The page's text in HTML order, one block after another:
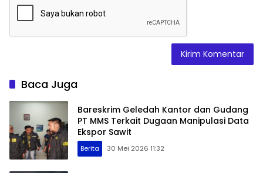
Baca Juga
Bareskrim Geledah Kantor dan Gudang
PT MMS Terkait Dugaan Manipulasi Data
Ekspor Sawit
Berita 30 Mei 2026 11:32